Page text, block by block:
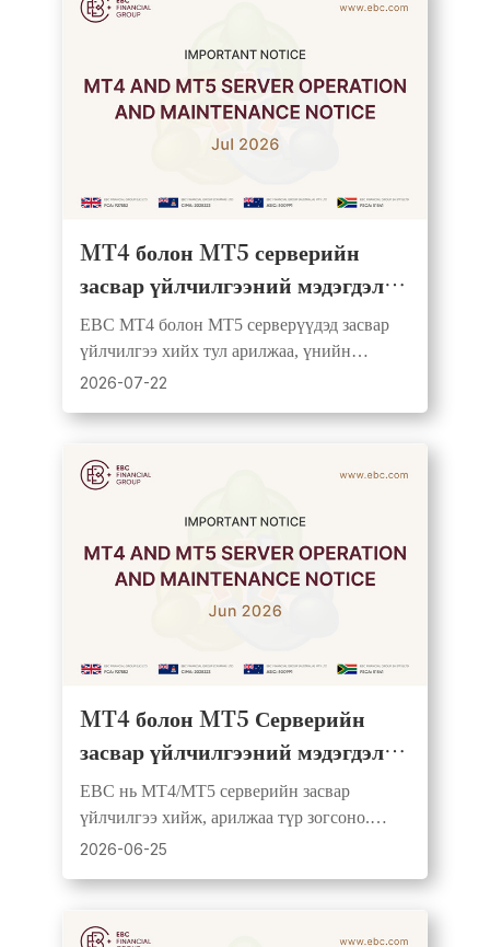
MT4 болон MT5 серверийн
засвар үйлчилгээний мэдэгдэл |
2026 оны 7 дугаар сарын 25
EBC MT4 болон MT5 серверүүдэд засвар
үйлчилгээ хийх тул арилжаа, үнийн
мэдээлэл түр зогсоно. Засвар дууссаны
2026-07-22
MT4 болон MT5 Серверийн
засвар үйлчилгээний мэдэгдэл |
2026 оны 6 дугаар сарын 27
EBC нь MT4/MT5 серверийн засвар
үйлчилгээ хийж, арилжаа түр зогсоно.
Хаагдсан арилжаа нэгтгэгдэж устах тул
2026-06-25